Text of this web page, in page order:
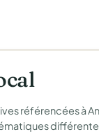
référencées à